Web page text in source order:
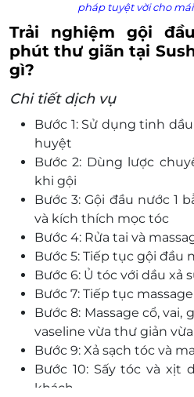
pháp tuyệt vời cho
Trải nghiệm gội
phút thư giãn tại
gì?
Chi tiết dịch vụ
Bước 1: Sử dụng tinh
huyệt
Bước 2: Dùng lược
khi gội
Bước 3: Gội đầu nước 1
và kích thích mọc tóc
Bước 4: Rửa tai và
Bước 5: Tiếp tục gội đầu
Bước 6: Ủ tóc với dầu xả
Bước 7: Tiếp tục
Bước 8: Massage cổ,
vaseline vừa thư giản
Bước 9: Xả sạch tóc và
Bước 10: Sấy tóc và xịt
khách.